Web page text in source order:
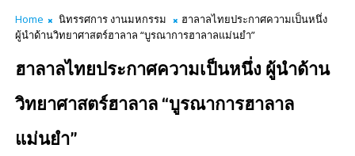
Home นิทรรศการ งานมหกรรม
ฮาลาลไทยประกาศความเป็นหนึ่ง
ผู้นำด้านวิทยาศาสตร์ฮาลาล “บูรณาการฮาลาลแม่นยำ”
ฮาลาลไทยประกาศความเป็นหนึ่ง ผู้นำด้าน
วิทยาศาสตร์ฮาลาล “บูรณาการฮาลาล
แม่นยำ”